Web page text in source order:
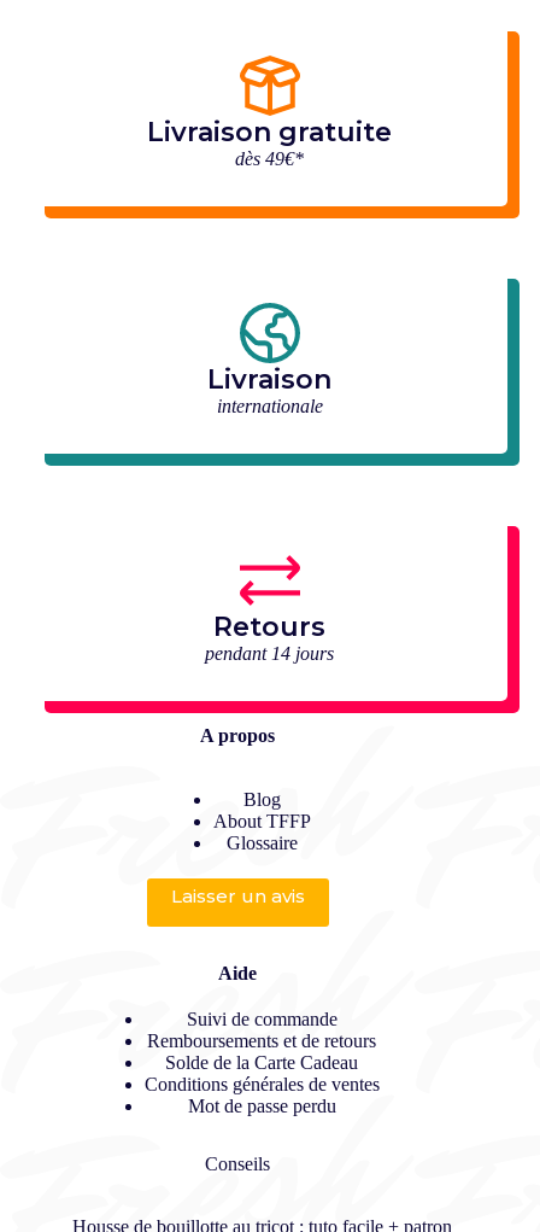
Livraison gratuite
dès 49€*
Livraison
internationale
Retours
pendant 14 jours
A propos
Blog
About TFFP
Glossaire
Laisser un avis
Aide
Suivi de commande
Remboursements et de retours
Solde de la Carte Cadeau
Conditions générales de ventes
Mot de passe perdu
Conseils
Housse de bouillotte au tricot : tuto facile + patron